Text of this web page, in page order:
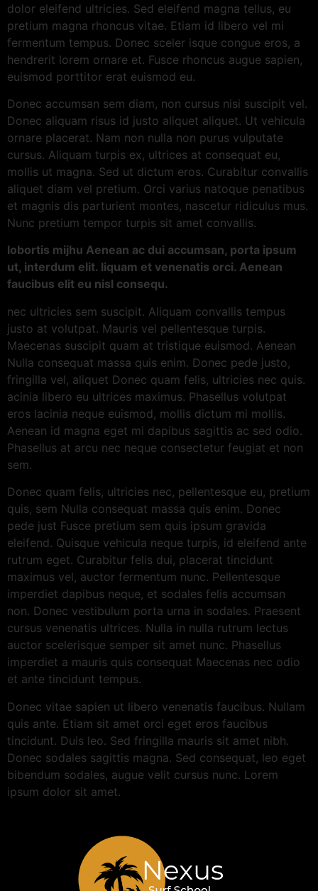
dolor eleifend ultricies. Sed eleifend magna tellus, eu
pretium magna rhoncus vitae. Etiam id libero vel mi
fermentum tempus. Donec sceler isque congue eros, a
hendrerit lorem ornare et. Fusce rhoncus augue sapien,
euismod porttitor erat euismod eu.
Donec accumsan sem diam, non cursus nisi suscipit vel.
Donec aliquam risus id justo aliquet aliquet. Ut vehicula
ornare placerat. Nam non nulla non purus vulputate
cursus. Aliquam turpis ex, ultrices at consequat eu,
mollis ut magna. Sed ut dictum eros. Curabitur convallis
aliquet diam vel pretium. Orci varius natoque penatibus
et magnis dis parturient montes, nascetur ridiculus mus.
Nunc pretium tempor turpis sit amet convallis.
lobortis mijhu Aenean ac dui accumsan, porta ipsum
ut, interdum elit. liquam et venenatis orci. Aenean
faucibus elit eu nisl consequ.
nec ultricies sem suscipit. Aliquam convallis tempus
justo at volutpat. Mauris vel pellentesque turpis.
Maecenas suscipit quam at tristique euismod. Aenean
Nulla consequat massa quis enim. Donec pede justo,
fringilla vel, aliquet Donec quam felis, ultricies nec quis.
acinia libero eu ultrices maximus. Phasellus volutpat
eros lacinia neque euismod, mollis dictum mi mollis.
Aenean id magna eget mi dapibus sagittis ac sed odio.
Phasellus at arcu nec neque consectetur feugiat et non
sem.
Donec quam felis, ultricies nec, pellentesque eu, pretium
quis, sem Nulla consequat massa quis enim. Donec
pede just Fusce pretium sem quis ipsum gravida
eleifend. Quisque vehicula neque turpis, id eleifend ante
rutrum eget. Curabitur felis dui, placerat tincidunt
maximus vel, auctor fermentum nunc. Pellentesque
imperdiet dapibus neque, et sodales felis accumsan
non. Donec vestibulum porta urna in sodales. Praesent
cursus venenatis ultrices. Nulla in nulla rutrum lectus
auctor scelerisque semper sit amet nunc. Phasellus
imperdiet a mauris quis consequat Maecenas nec odio
et ante tincidunt tempus.
Donec vitae sapien ut libero venenatis faucibus. Nullam
quis ante. Etiam sit amet orci eget eros faucibus
tincidunt. Duis leo. Sed fringilla mauris sit amet nibh.
Donec sodales sagittis magna. Sed consequat, leo eget
bibendum sodales, augue velit cursus nunc. Lorem
ipsum dolor sit amet.